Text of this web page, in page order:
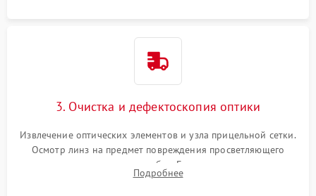
3. Очистка и дефектоскопия оптики
Извлечение оптических элементов и узла прицельной сетки.
Осмотр линз на предмет повреждения просветляющего
покрытия или появления грибка. Бережная очистка стекол
спецрастворами. Проверка целостности гравированной
Подробнее